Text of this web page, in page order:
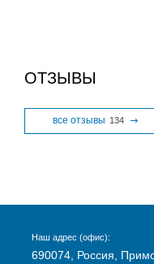
ОТЗЫВЫ
все отзывы 134
Наш адрес (офис):
690074, Россия,